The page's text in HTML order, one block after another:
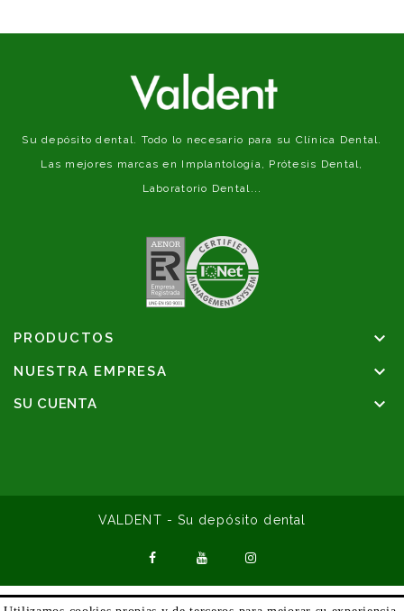
Su depósito dental. Todo lo necesario para su Clínica Dental.
Las mejores marcas en Implantología, Prótesis Dental,
Laboratorio Dental...
PRODUCTOS 
NUESTRA EMPRESA 
SU CUENTA 
VALDENT - Su depósito dental